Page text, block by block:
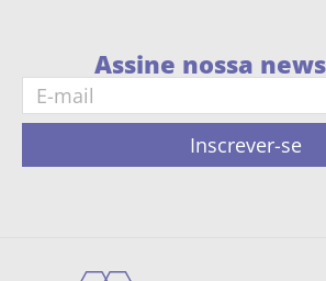
Assine nossa
Inscrever-se